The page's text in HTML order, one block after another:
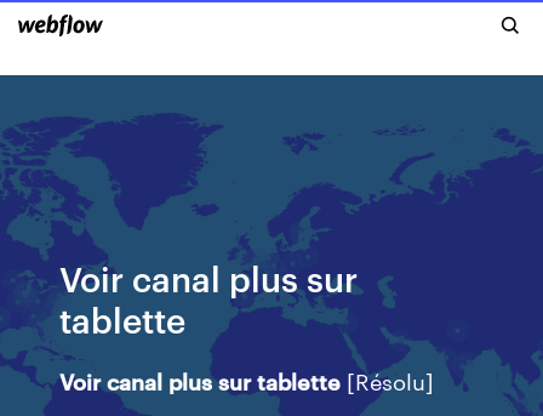
Voir canal plus sur
tablette
Voir canal plus sur tablette [Résolu]